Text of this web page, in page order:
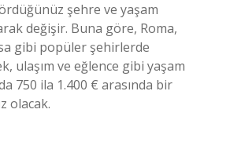
şehre ve yaşam
değişir. Buna göre, Roma,
gibi popüler şehirlerde
ulaşım ve eğlence gibi yaşam
750 ila 1.400 € arasında bir
olacak.